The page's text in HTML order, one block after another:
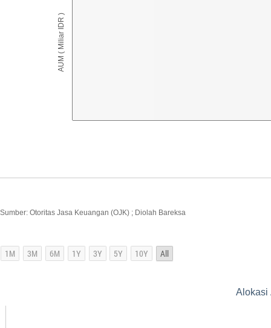
AUM ( Miliar IDR )
Sumber: Otoritas Jasa Keuangan (OJK) ; Diolah Bareksa
Alokasi